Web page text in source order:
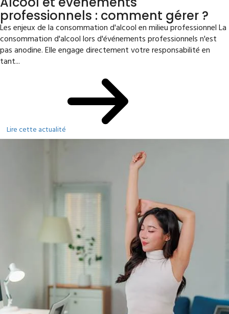
professionnels : comment gérer ?
Les enjeux de la consommation d'alcool en milieu professionnel La
consommation d'alcool lors d'événements professionnels n'est
pas anodine. Elle engage directement votre responsabilité en
tant...
Lire cette actualité